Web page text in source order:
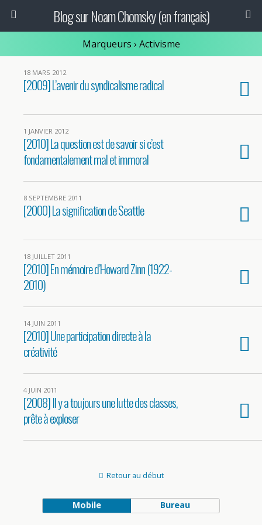
Blog sur Noam Chomsky (en français)
Marqueurs › Activisme
18 MARS 2012
[2009] L’avenir du syndicalisme radical
1 JANVIER 2012
[2010] La question est de savoir si c’est
fondamentalement mal et immoral
8 SEPTEMBRE 2011
[2000] La signification de Seattle
18 JUILLET 2011
[2010] En mémoire d’Howard Zinn (1922-
2010)
14 JUIN 2011
[2010] Une participation directe à la
créativité
4 JUIN 2011
[2008] Il y a toujours une lutte des classes,
prête à exploser
Retour au début
Mobile Bureau